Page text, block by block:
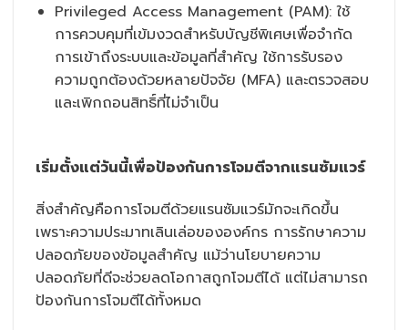
Privileged Access Management (PAM): ใช้
การควบคุมที่เข้มงวดสำหรับบัญชีพิเศษเพื่อจำกัด
การเข้าถึงระบบและข้อมูลที่สำคัญ ใช้การรับรอง
ความถูกต้องด้วยหลายปัจจัย (MFA) และตรวจสอบ
และเพิกถอนสิทธิ์ที่ไม่จำเป็น
เริ่มตั้งแต่วันนี้เพื่อป้องกันการโจมตีจากแรนซัมแวร์
สิ่งสำคัญคือการโจมตีด้วยแรนซัมแวร์มักจะเกิดขึ้น
เพราะความประมาทเลินเล่อขององค์กร การรักษาความ
ปลอดภัยของข้อมูลสำคัญ แม้ว่านโยบายความ
ปลอดภัยที่ดีจะช่วยลดโอกาสถูกโจมตีได้ แต่ไม่สามารถ
ป้องกันการโจมตีได้ทั้งหมด